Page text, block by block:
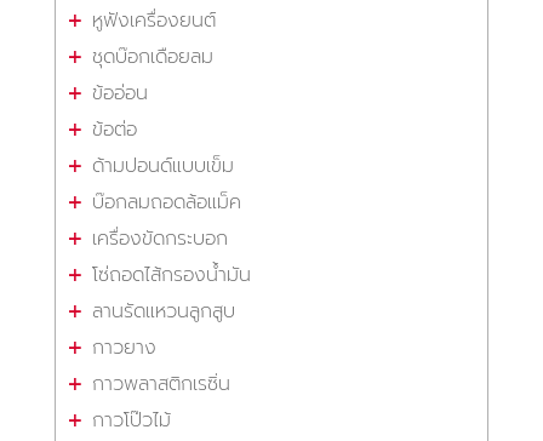
หูฟังเครื่องยนต์
ชุดบ๊อกเดือยลม
ข้ออ่อน
ข้อต่อ
ด้ามปอนด์แบบเข็ม
บ๊อกลมถอดล้อแม็ค
เครื่องขัดกระบอก
โซ่ถอดไส้กรองน้ำมัน
ลานรัดแหวนลูกสูบ
กาวยาง
กาวพลาสติกเรซิ่น
กาวโป๊วไม้